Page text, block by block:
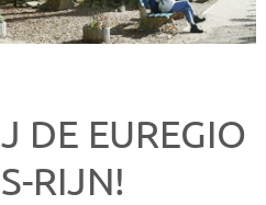
DE EUREGIO
RIJN!